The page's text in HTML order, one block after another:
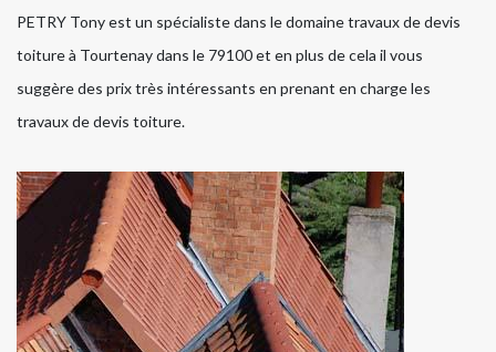
PETRY Tony est un spécialiste dans le domaine travaux de devis
toiture à Tourtenay dans le 79100 et en plus de cela il vous
suggère des prix très intéressants en prenant en charge les
travaux de devis toiture.